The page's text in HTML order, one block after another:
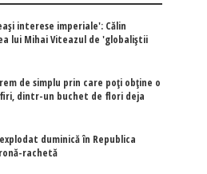
interese imperiale': Călin
lui Mihai Viteazul de 'globaliștii
de simplu prin care poți obține o
dintr-un buchet de flori deja
duminică în Republica
rachetă